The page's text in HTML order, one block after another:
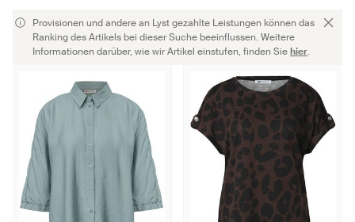
Provisionen und andere an Lyst gezahlte Leistungen können das
Ranking des Artikels bei dieser Suche beeinflussen. Weitere
Informationen darüber, wie wir Artikel einstufen, finden Siehier.